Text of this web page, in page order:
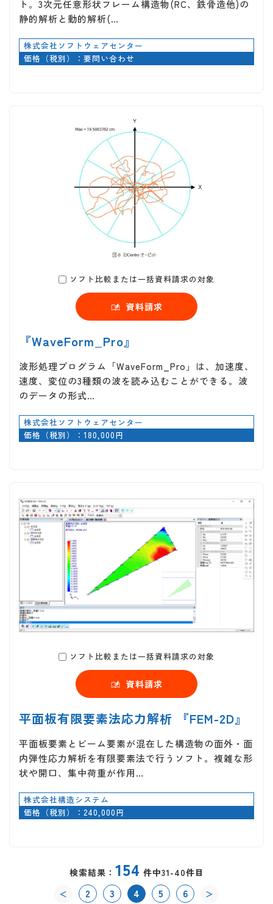
ト。3次元任意形状フレーム構造物(RC、鉄骨造他)の
静的解析と動的解析(…
株式会社ソフトウェアセンター
価格（税別）：要問い合わせ
ソフト比較または一括資料請求の対象
資料請求
『WaveForm_Pro』
波形処理プログラム「WaveForm_Pro」は、加速度、
速度、変位の3種類の波を読み込むことができる。波
のデータの形式…
株式会社ソフトウェアセンター
価格（税別）：180,000円
ソフト比較または一括資料請求の対象
資料請求
平面板有限要素法応力解析 『FEM-2D』
平面板要素とビーム要素が混在した構造物の面外・面
内弾性応力解析を有限要素法で行うソフト。複雑な形
状や開口、集中荷重が作用…
株式会社構造システム
価格（税別）：240,000円
検索結果： 154 件中31-40件目
＜ 2 3 4 5 6 ＞